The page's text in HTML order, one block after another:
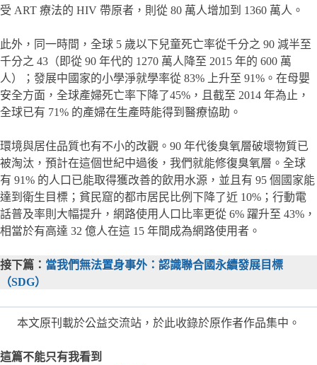
受 ART 療法的 HIV 帶原者，則從 80 萬人增加到 1360 萬人。
此外，同一時間，全球 5 歲以下兒童死亡率從千分之 90 減半至
千分之 43（即從 90 年代的 1270 萬人降至 2015 年的 600 萬
人）；發展中國家的小學淨就學率從 83% 上升至 91%。在母嬰
安全方面，全球產婦死亡率下降了45%，且截至 2014 年為止，
全球已有 71% 的產婦在生產時能得到醫療協助。
環境與居住品質也有不小的改觀。90 年代後臭氧層破壞物質已
被淘汰，預計在這個世紀中過後，我們就能修復臭氧層。全球
有 91% 的人口已能取得獲改善的飲用水源，並且有 95 個國家能
達到衛生目標；貧民窟的都市居民比例下降了近 10%；行動電
話普及率則大幅提升，網路使用人口比率更從 6% 躍升至 43%，
相當於有高達 32 億人在這 15 年間成為網路使用者。
接下篇： 當我們無法置身事外：認識聯合國永續發展目標
（SDG）
本文原刊載於公益交流站，於此收錄於原作者作品集中。
這篇不能只有我看到